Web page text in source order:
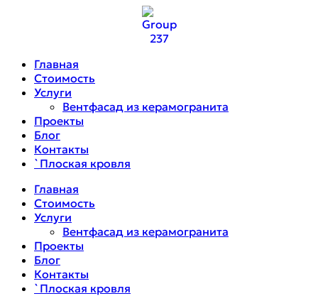
Главная
Стоимость
Услуги
Вентфасад из керамогранита
Проекты
Блог
Контакты
`Плоская кровля
Главная
Стоимость
Услуги
Вентфасад из керамогранита
Проекты
Блог
Контакты
`Плоская кровля